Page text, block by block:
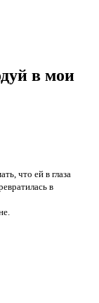
в мои
что ей в глаза
в